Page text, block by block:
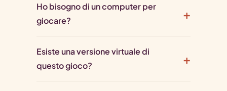
Ho bisogno di un computer per
giocare?
Esiste una versione virtuale di
questo gioco?